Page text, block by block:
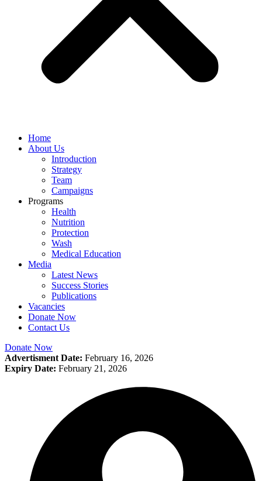
Home
About Us
Introduction
Strategy
Team
Campaigns
Programs
Health
Nutrition
Protection
Wash
Medical Education
Media
Latest News
Success Stories
Publications
Vacancies
Donate Now
Contact Us
Donate Now
Advertisment Date: February 16, 2026
Expiry Date: February 21, 2026